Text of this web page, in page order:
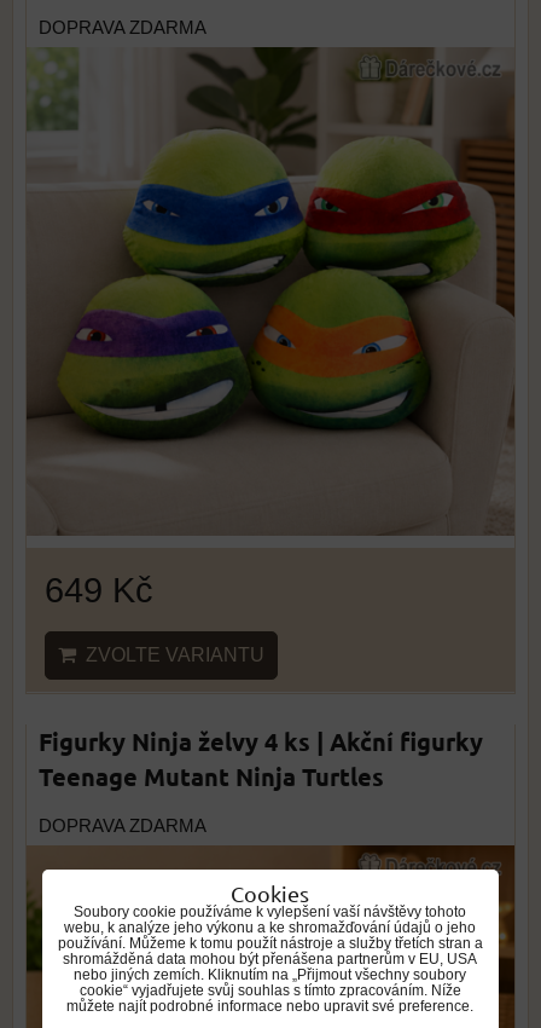
DOPRAVA ZDARMA
649 Kč
ZVOLTE VARIANTU
Figurky Ninja želvy 4 ks | Akční figurky
Teenage Mutant Ninja Turtles
DOPRAVA ZDARMA
Cookies
Soubory cookie používáme k vylepšení vaší návštěvy tohoto
webu, k analýze jeho výkonu a ke shromažďování údajů o jeho
používání. Můžeme k tomu použít nástroje a služby třetích stran a
shromážděná data mohou být přenášena partnerům v EU, USA
nebo jiných zemích. Kliknutím na „Přijmout všechny soubory
cookie“ vyjadřujete svůj souhlas s tímto zpracováním. Níže
můžete najít podrobné informace nebo upravit své preference.